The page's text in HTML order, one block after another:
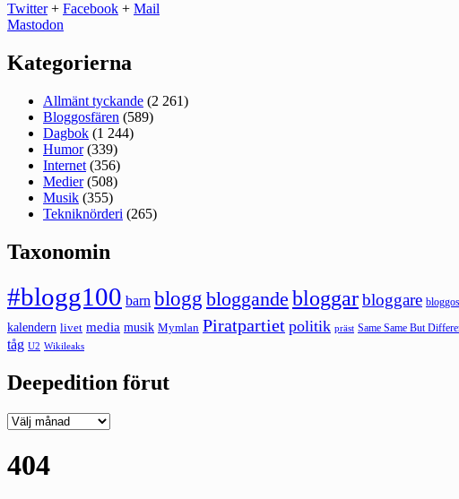
Twitter+ Facebook + Mail
Mastodon
Kategorierna
Allmänt tyckande (2 261)
Bloggosfären (589)
Dagbok (1 244)
Humor(339)
Internet (356)
Medier(508)
Musik (355)
Tekniknörderi (265)
Taxonomin
#blogg100 barn blogg bloggande bloggarbloggare
kalendern livet media musik Mymlan Piratpartiet politik präst Same Same But
tåg U2 Wikileaks
Deepedition förut
Deepedition
404